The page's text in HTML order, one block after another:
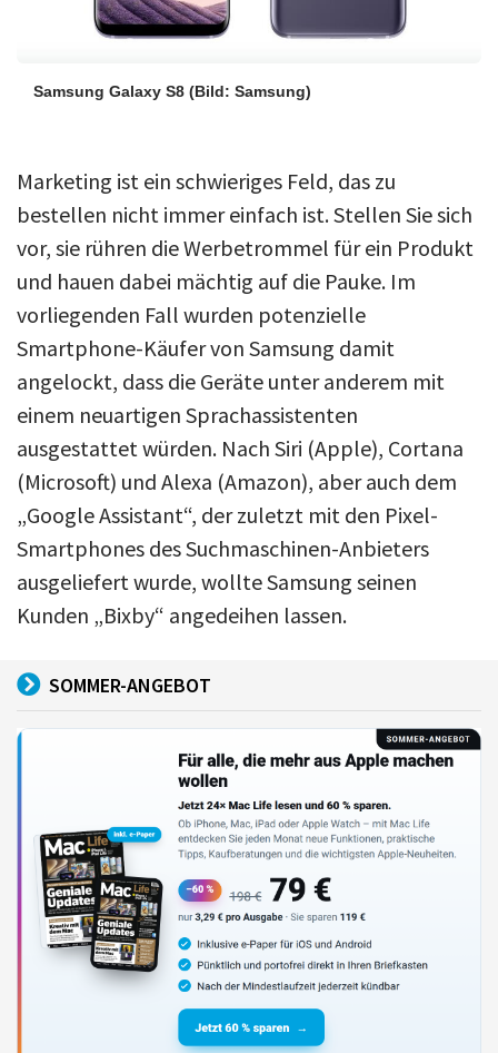
Samsung Galaxy S8 (Bild: Samsung)
Marketing ist ein schwieriges Feld, das zu
bestellen nicht immer einfach ist. Stellen Sie sich
vor, sie rühren die Werbetrommel für ein Produkt
und hauen dabei mächtig auf die Pauke. Im
vorliegenden Fall wurden potenzielle
Smartphone-Käufer von Samsung damit
angelockt, dass die Geräte unter anderem mit
einem neuartigen Sprachassistenten
ausgestattet würden. Nach Siri (Apple), Cortana
(Microsoft) und Alexa (Amazon), aber auch dem
„Google Assistant“, der zuletzt mit den Pixel-
Smartphones des Suchmaschinen-Anbieters
ausgeliefert wurde, wollte Samsung seinen
Kunden „Bixby“ angedeihen lassen.
SOMMER-ANGEBOT